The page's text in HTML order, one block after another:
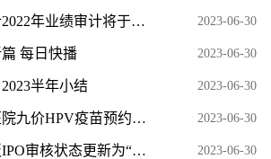
康桥悦生活预计2022年业绩审计将于7月底完成 2023-06-30
每日快播 2023-06-30
半年小结 2023-06-30
重庆西南大学医院九价HPV疫苗预约消息 2023-06-30
翌圣生物科创板IPO审核状态更新为“已问询” 当前热点 2023-06-30